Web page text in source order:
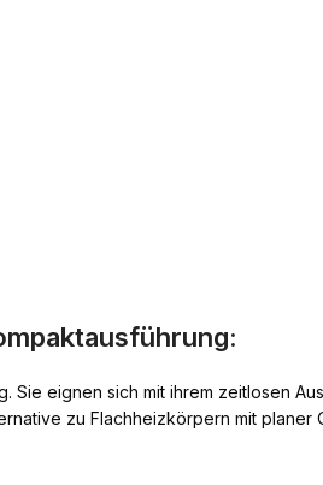
eignen sich mit ihrem zeitlosen
zu Flachheizkörpern mit planer